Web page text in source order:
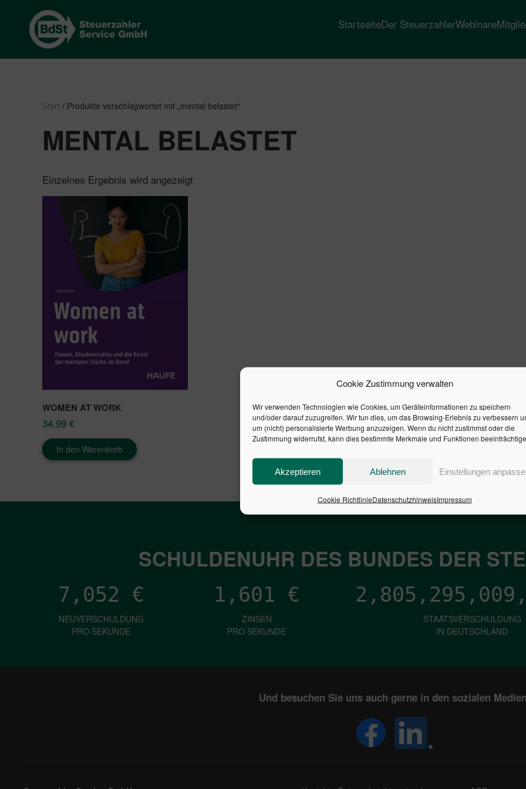
Cookie Zustimmung verwalten
Wir verwenden Technologien wie Cookies, um Geräteinformationen zu speichern
und/oder darauf zuzugreifen. Wir tun dies, um das Browsing-Erlebnis zu verbessern
um (nicht) personalisierte Werbung anzuzeigen. Wenn du nicht zustimmst oder die
Zustimmung widerrufst, kann dies bestimmte Merkmale und Funktionen
Akzeptieren Ablehnen Einstellungen
Cookie RichtlinieDatenschutzhinweisImpressum
StartseiteDer SteuerzahlerWebinare
Start / Produkte verschlagwortet mit „mental belastet“
MENTAL BELASTET
Einzelnes Ergebnis wird angezeigt
WOMEN AT WORK
34,99 €
In den Warenkorb
SCHULDENUHR DES BUNDES DER
7,052 €
NEUVERSCHULDUNG
PRO SEKUNDE
1,601 €
ZINSEN
PRO SEKUNDE
STAATSVERSCHULDUNG
IN DEUTSCHLAND
Und besuchen Sie uns auch gerne in den sozialen